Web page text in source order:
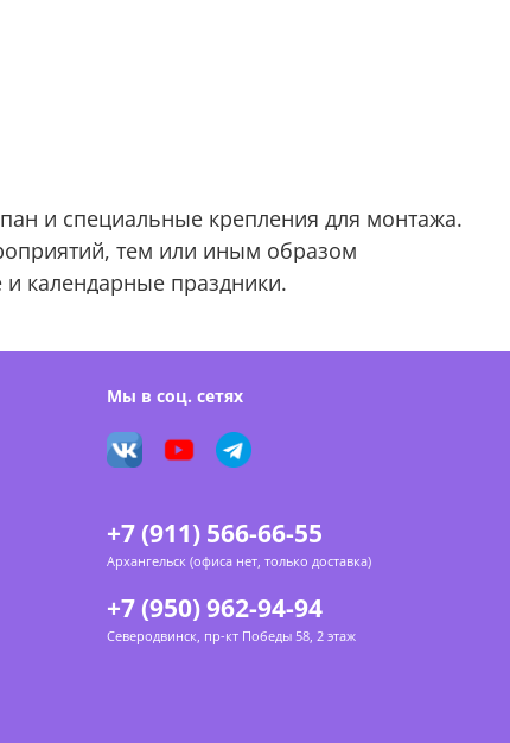
и специальные крепления для монтажа.
тем или иным образом
календарные праздники.
Мы в соц. сетях
+7 (911) 566-66-55
Архангельск (офиса нет, только доставка)
+7 (950) 962-94-94
Северодвинск, пр-кт Победы 58, 2 этаж